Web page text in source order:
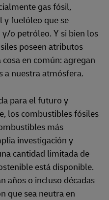
gas fósil,
y fuelóleo que se
o petróleo. Y si bien los
poseen atributos
en común: agregan
a nuestra atmósfera.
para el futuro y
los combustibles fósiles
más
investigación y
cantidad limitada de
está disponible.
años o incluso décadas
que sea neutra en